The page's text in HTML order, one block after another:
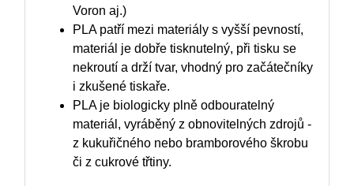
Voron aj.)
PLA patří mezi materiály s vyšší pevností,
materiál je dobře tisknutelný, při tisku se
nekroutí a drží tvar, vhodný pro začátečníky
i zkušené tiskaře.
PLA je biologicky plně odbouratelný
materiál, vyráběný z obnovitelných zdrojů -
z kukuřičného nebo bramborového škrobu
či z cukrové třtiny.